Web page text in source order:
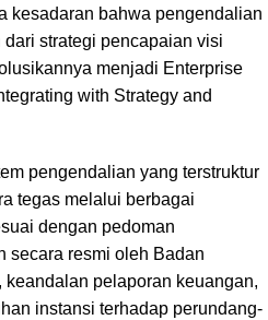
kesadaran bahwa pengendalian
strategi pencapaian visi
menjadi Enterprise
with Strategy and
pengendalian yang terstruktur
tegas melalui berbagai
dengan pedoman
secara resmi oleh Badan
, keandalan pelaporan keuangan,
instansi terhadap perundang-